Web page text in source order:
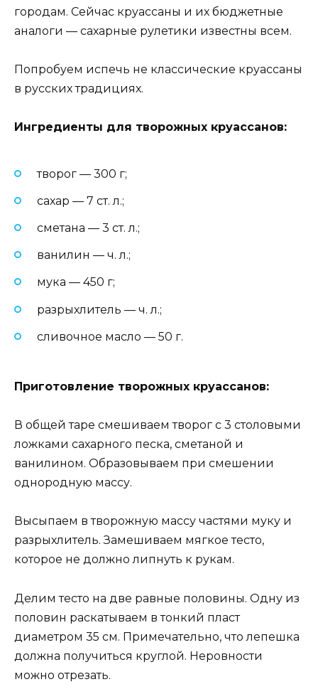
городам. Сейчас круассаны и их бюджетные
аналоги — сахарные рулетики известны всем.
Попробуем испечь не классические круассаны
в русских традициях.
Ингредиенты для творожных круассанов:
творог — 300 г;
сахар — 7 ст. л.;
сметана — 3 ст. л.;
ванилин — ч. л.;
мука — 450 г;
разрыхлитель — ч. л.;
сливочное масло — 50 г.
Приготовление творожных круассанов:
В общей таре смешиваем творог с 3 столовыми
ложками сахарного песка, сметаной и
ванилином. Образовываем при смешении
однородную массу.
Высыпаем в творожную массу частями муку и
разрыхлитель. Замешиваем мягкое тесто,
которое не должно липнуть к рукам.
Делим тесто на две равные половины. Одну из
половин раскатываем в тонкий пласт
диаметром 35 см. Примечательно, что лепешка
должна получиться круглой. Неровности
можно отрезать.